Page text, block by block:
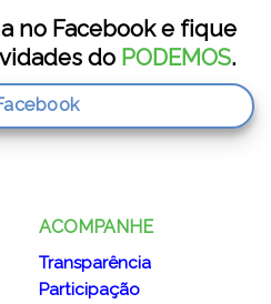
no Facebook e fique
do PODEMOS.
ACOMPANHE
Transparência
Participação